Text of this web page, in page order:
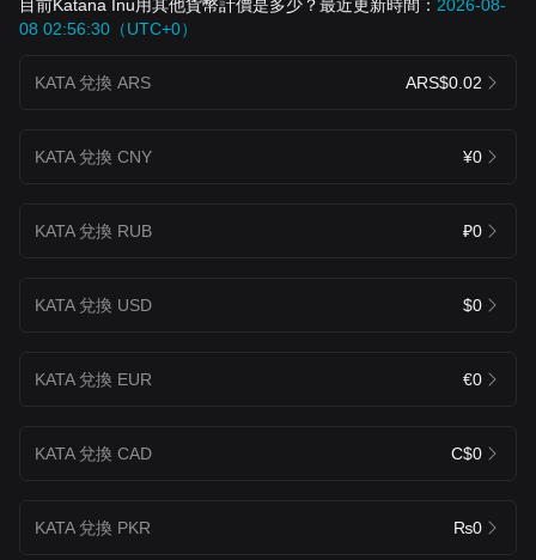
目前Katana Inu用其他貨幣計價是多少？最近更新時間： 2026-08-
08 02:56:30（UTC+0）
KATA 兌換 ARS ARS$0.02
KATA 兌換 CNY ¥0
KATA 兌換 RUB ₽0
KATA 兌換 USD $0
KATA 兌換 EUR €0
KATA 兌換 CAD C$0
KATA 兌換 PKR ₨0